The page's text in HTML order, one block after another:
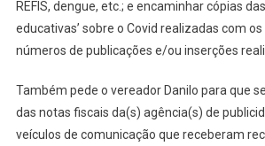
REFIS, dengue, etc.; e encaminhar cópias
educativas’ sobre o Covid realizadas com
números de publicações e/ou inserções
Também pede o vereador Danilo para que
das notas fiscais da(s) agência(s) de
veículos de comunicação que receberam